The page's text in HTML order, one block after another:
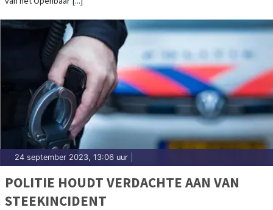
24 september 2023, 13:06 uur
POLITIE HOUDT VERDACHTE AAN VAN
STEEKINCIDENT